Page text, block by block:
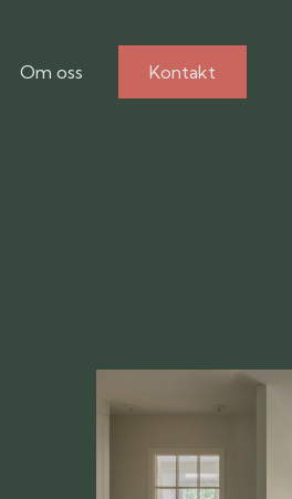
Om oss Kontakt